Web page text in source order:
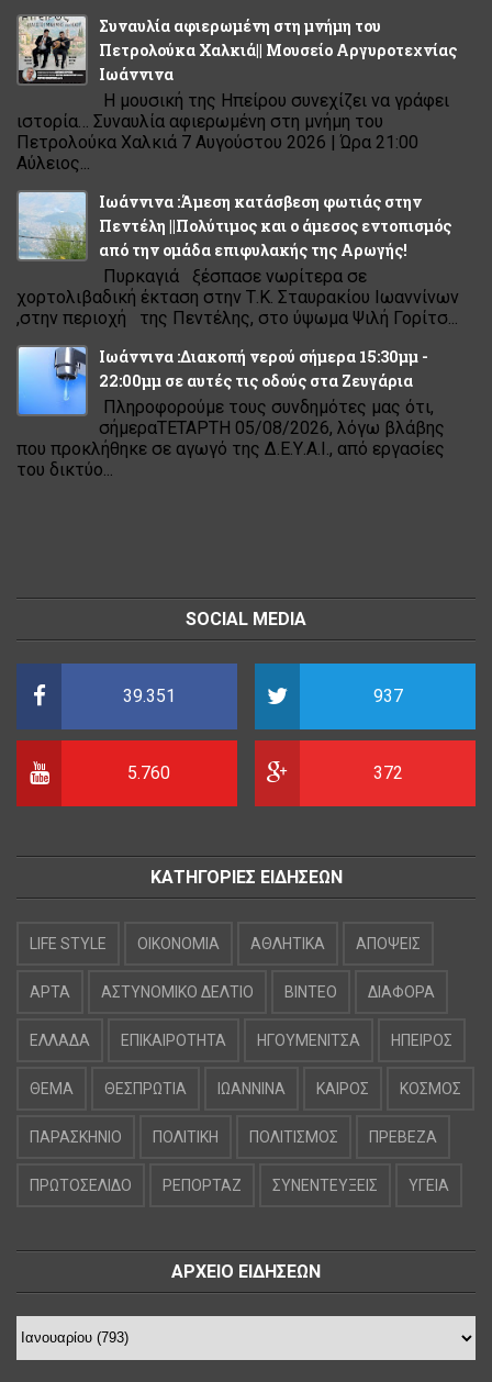
Συναυλία αφιερωμένη στη μνήμη του
Πετρολούκα Χαλκιά|| Μουσείο Αργυροτεχνίας
Ιωάννινα
Η μουσική της Ηπείρου συνεχίζει να γράφει
ιστορία… Συναυλία αφιερωμένη στη μνήμη του
Πετρολούκα Χαλκιά 7 Αυγούστου 2026 | Ώρα 21:00
Αύλειος...
Ιωάννινα :Άμεση κατάσβεση φωτιάς στην
Πεντέλη ||Πολύτιμος και ο άμεσος εντοπισμός
από την ομάδα επιφυλακής της Αρωγής!
Πυρκαγιά ξέσπασε νωρίτερα σε
χορτολιβαδική έκταση στην Τ.Κ. Σταυρακίου Ιωαννίνων
,στην περιοχή της Πεντέλης, στο ύψωμα Ψιλή Γορίτσ...
Ιωάννινα :Διακοπή νερού σήμερα 15:30μμ -
22:00μμ σε αυτές τις οδούς στα Ζευγάρια
Πληροφορούμε τους συνδημότες μας ότι,
σήμεραΤΕΤΑΡΤΗ 05/08/2026, λόγω βλάβης
που προκλήθηκε σε αγωγό της Δ.Ε.Υ.Α.Ι., από εργασίες
του δικτύο...
SOCIAL MEDIA
39.351 937
5.760 372
ΚΑΤΗΓΟΡΙΕΣ ΕΙΔΗΣΕΩΝ
LIFE STYLE OIKONOMIA ΑΘΛΗΤΙΚΑ ΑΠΟΨΕΙΣ
ΑΡΤΑ ΑΣΤΥΝΟΜΙΚΟ ΔΕΛΤΙΟ ΒΙΝΤΕΟ ΔΙΑΦΟΡΑ
ΕΛΛΑΔΑ ΕΠΙΚΑΙΡΟΤΗΤΑ ΗΓΟΥΜΕΝΙΤΣΑ ΗΠΕΙΡΟΣ
ΘΕΜΑ ΘΕΣΠΡΩΤΙΑ ΙΩΑΝΝΙΝΑ ΚΑΙΡΟΣ ΚΟΣΜΟΣ
ΠΑΡΑΣΚΗΝΙΟ ΠΟΛΙΤΙΚΗ ΠΟΛΙΤΙΣΜΟΣ ΠΡΕΒΕΖΑ
ΠΡΩΤΟΣΕΛΙΔΟ ΡΕΠΟΡΤΑΖ ΣΥΝΕΝΤΕΥΞΕΙΣ ΥΓΕΙΑ
ΑΡΧΕΙΟ ΕΙΔΗΣΕΩΝ